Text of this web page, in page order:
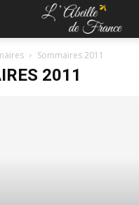
Sommaires 2011
2011